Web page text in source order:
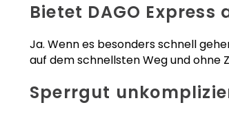
Bietet DAGO
Ja. Wenn es besonders schnell
auf dem schnellsten Weg und
Sperrgut